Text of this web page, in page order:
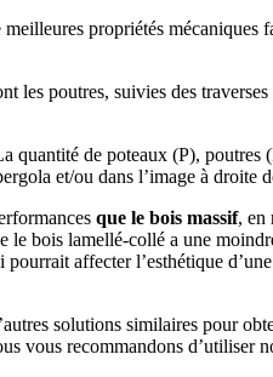
propriétés mécaniques
les poutres, suivies des
quantité de poteaux (P),
et/ou dans l’image à droite
que le bois massif, en
bois lamellé-collé a une
affecter l’esthétique
solutions similaires pour
vous recommandons d’utiliser